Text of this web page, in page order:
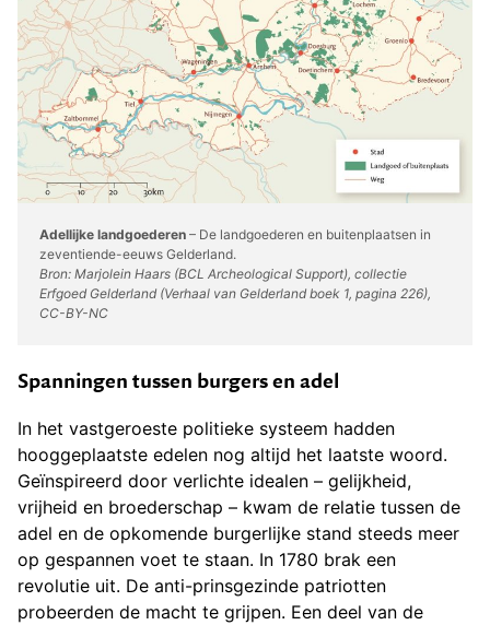
Adellijke landgoederen – De landgoederen en buitenplaatsen in
zeventiende-eeuws Gelderland.
Bron: Marjolein Haars (BCL Archeological Support), collectie
Erfgoed Gelderland (Verhaal van Gelderland boek 1, pagina 226),
CC-BY-NC
Spanningen tussen burgers en adel
In het vastgeroeste politieke systeem hadden
hooggeplaatste edelen nog altijd het laatste woord.
Geïnspireerd door verlichte idealen – gelijkheid,
vrijheid en broederschap – kwam de relatie tussen de
adel en de opkomende burgerlijke stand steeds meer
op gespannen voet te staan. In 1780 brak een
revolutie uit. De anti-prinsgezinde patriotten
probeerden de macht te grijpen. Een deel van de